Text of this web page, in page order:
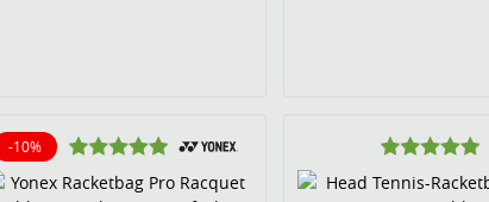
-10%
10% reduziert